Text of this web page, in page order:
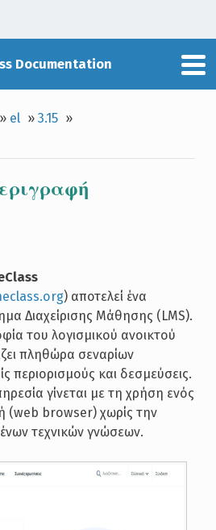
Documentation
» el »3.15 »
) αποτελεί ένα
Διαχείρισης Μάθησης (LMS).
του λογισμικού ανοικτού
πληθώρα σεναρίων
περιορισμούς και δεσμεύσεις.
γίνεται με τη χρήση ενός
(web browser) χωρίς την
τεχνικών γνώσεων.